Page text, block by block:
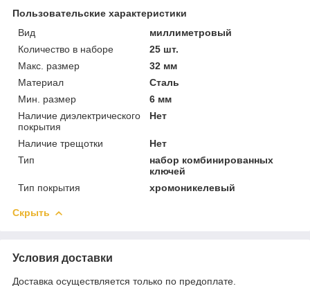
Пользовательские характеристики
Вид
миллиметровый
Количество в наборе
25 шт.
Макс. размер
32 мм
Материал
Сталь
Мин. размер
6 мм
Наличие диэлектрического
покрытия
Нет
Наличие трещотки
Нет
Тип
набор комбинированных
ключей
Тип покрытия
хромоникелевый
Скрыть
Условия доставки
Доставка осуществляется только по предоплате.